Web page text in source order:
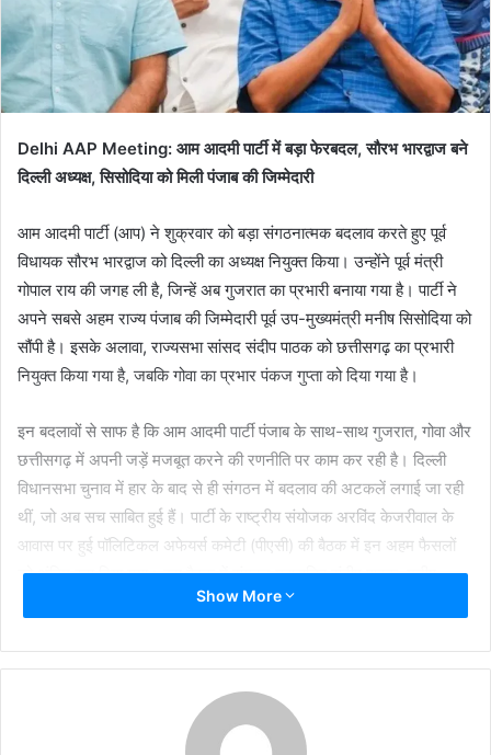
Delhi AAP Meeting: आम आदमी पार्टी में बड़ा फेरबदल, सौरभ भारद्वाज बने
दिल्ली अध्यक्ष, सिसोदिया को मिली पंजाब की जिम्मेदारी
आम आदमी पार्टी (आप) ने शुक्रवार को बड़ा संगठनात्मक बदलाव करते हुए पूर्व
विधायक सौरभ भारद्वाज को दिल्ली का अध्यक्ष नियुक्त किया। उन्होंने पूर्व मंत्री
गोपाल राय की जगह ली है, जिन्हें अब गुजरात का प्रभारी बनाया गया है। पार्टी ने
अपने सबसे अहम राज्य पंजाब की जिम्मेदारी पूर्व उप-मुख्यमंत्री मनीष सिसोदिया को
सौंपी है। इसके अलावा, राज्यसभा सांसद संदीप पाठक को छत्तीसगढ़ का प्रभारी
नियुक्त किया गया है, जबकि गोवा का प्रभार पंकज गुप्ता को दिया गया है।
इन बदलावों से साफ है कि आम आदमी पार्टी पंजाब के साथ-साथ गुजरात, गोवा और
छत्तीसगढ़ में अपनी जड़ें मजबूत करने की रणनीति पर काम कर रही है। दिल्ली
विधानसभा चुनाव में हार के बाद से ही संगठन में बदलाव की अटकलें लगाई जा रही
थीं, जो अब सच साबित हुई हैं। पार्टी के राष्ट्रीय संयोजक अरविंद केजरीवाल के
आवास पर हुई पॉलिटिकल अफेयर्स कमेटी (पीएसी) की बैठक में इन अहम फैसलों
को अंतिम रूप दिया गया। इस बैठक में संगठन महासचिव संदीप पाठक, मनीष
सिसोदिया, गोपाल राय, पूर्व मुख्यमंत्री आतिशी, विधायक इमरान हुसैन, पंकज गुप्ता,
है। वह राज्य में पार्टी के पहले और इकलौते विधायक हैं। पार्टी ने यह बड़े बदलाव ऐसे
समय में किए हैं जब हाल ही में उसे दिल्ली में हार का सामना करना पड़ा है। पार्टी के
Show More